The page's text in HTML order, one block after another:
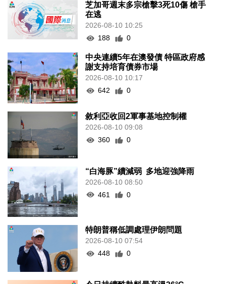
芝加哥週末多宗槍擊3死10傷 槍手
在逃
2026-08-10 10:25
188
0
中央連續5年在澳發債 特區政府感
謝支持培育債券市場
2026-08-10 10:17
642
0
敘利亞收回2軍事基地控制權
2026-08-10 09:08
360
0
“白海豚”續減弱 多地迎強降雨
2026-08-10 08:50
461
0
特朗普稱低調處理伊朗問題
2026-08-10 07:54
448
0